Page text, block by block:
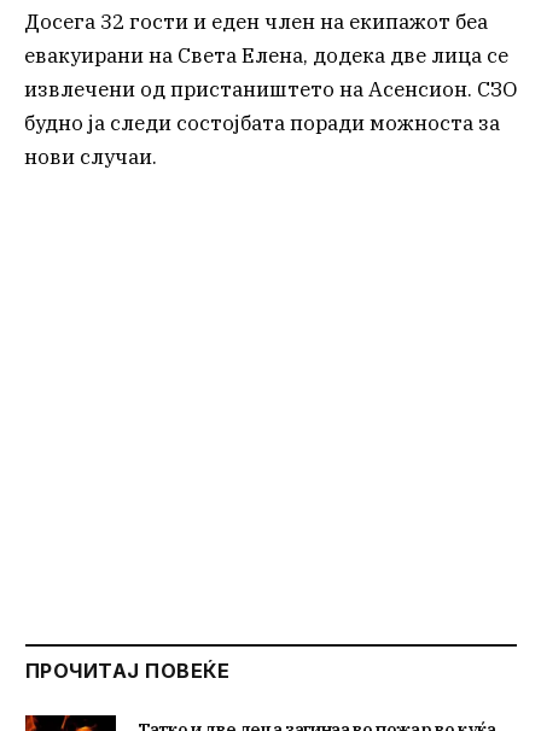
Досега 32 гости и еден член на екипажот беа
евакуирани на Света Елена, додека две лица се
извлечени од пристаништето на Асенсион. СЗО
будно ја следи состојбата поради можноста за
нови случаи.
ПРОЧИТАЈ ПОВЕЌЕ